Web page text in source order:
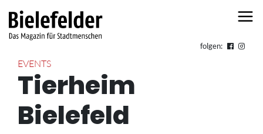
folgen:
EVENTS
Tierheim
Bielefeld